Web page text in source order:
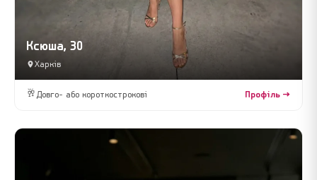
Ксюша, 30
Харків
🥂 Довго- або короткострокові Профіль →